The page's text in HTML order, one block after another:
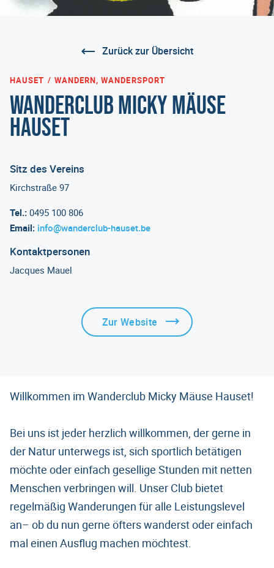
Zurück zur Übersicht
HAUSET WANDERN, WANDERSPORT
Wanderclub Micky Mäuse
Hauset
Sitz des Vereins
Kirchstraße 97
Tel.: 0495 100 806
Email: info@wanderclub-hauset.be
Kontaktpersonen
Jacques Mauel
Zur Website
Willkommen im Wanderclub Micky Mäuse Hauset!
Bei uns ist jeder herzlich willkommen, der gerne in
der Natur unterwegs ist, sich sportlich betätigen
möchte oder einfach gesellige Stunden mit netten
Menschen verbringen will. Unser Club bietet
regelmäßig Wanderungen für alle Leistungslevel
an– ob du nun gerne öfters wanderst oder einfach
mal einen Ausflug machen möchtest.